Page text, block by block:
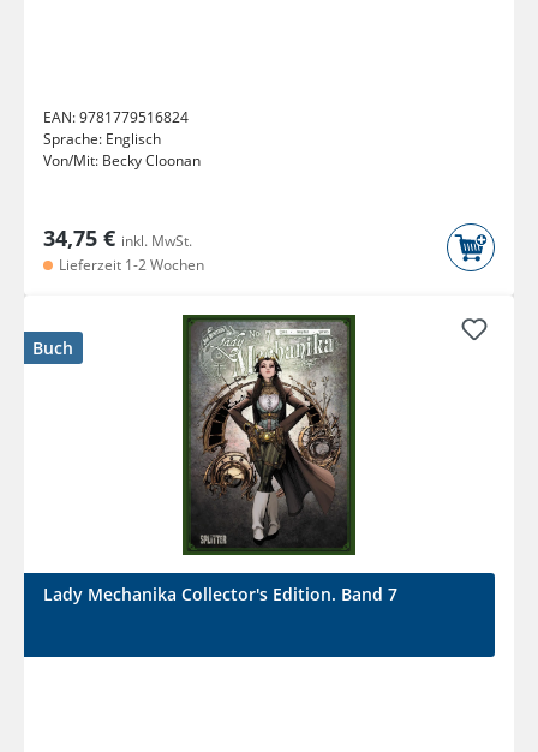
EAN:9781779516824
Sprache: Englisch
Von/Mit: Becky Cloonan
34,75 € inkl. MwSt.
Lieferzeit 1-2 Wochen
Buch
Lady Mechanika Collector's Edition. Band 7